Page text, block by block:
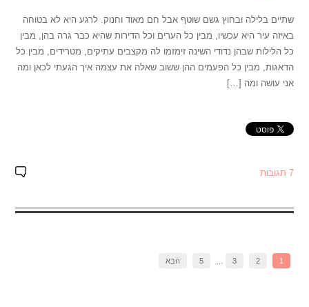
שתיים בלילה ובחוץ גשם שוטף אבל חם מאוד וחנוק. לרגע היא לא בטוחה
באיזה עיר היא עכשיו, מבין כל הערים וכל הדירות שהיא כבר גרה בהן, מבין
כל הלילות שבהן נדודי השינה זימזמו לה מקצבים עתיקים, מטרידים, מבין כל
הדאגות, מבין כל הפעמים ההן ששוב שאלה את עצמה איך הגעתי לכאן ומה
אני עושה ומה […]
7 תגובות
1
2
3
5 הבא